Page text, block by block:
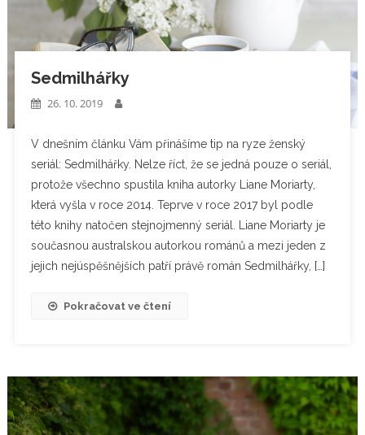
Sedmilhářky
26. 10. 2019
V dnešním článku Vám přinášíme tip na ryze ženský
seriál: Sedmilhářky. Nelze říct, že se jedná pouze o seriál,
protože všechno spustila kniha autorky Liane Moriarty,
která vyšla v roce 2014. Teprve v roce 2017 byl podle
této knihy natočen stejnojmenný seriál. Liane Moriarty je
současnou australskou autorkou románů a mezi jeden z
jejich nejúspěšnějších patří právě román Sedmilhářky, […]
Pokračovat ve čtení